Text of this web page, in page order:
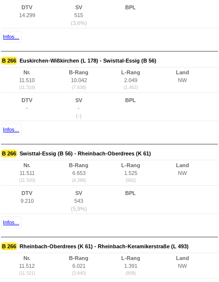
DTV
14.299
SV
515
(3,6%)
BPL
Infos...
B 266 Euskirchen-Wißkirchen (L 178) - Swisttal-Essig (B 56)
Nr.
11.510
(11.519)
B-Rang
10.042
(7.638)
L-Rang
2.049
(1.462)
Land
NW
DTV
-
SV
-
(-)
BPL
Infos...
B 266 Swisttal-Essig (B 56) - Rheinbach-Oberdrees (K 61)
Nr.
11.511
(11.520)
B-Rang
6.653
(4.268)
L-Rang
1.525
(942)
Land
NW
DTV
9.210
SV
543
(5,9%)
BPL
Infos...
B 266 Rheinbach-Oberdrees (K 61) - Rheinbach-Keramikerstraße (L 493)
Nr.
11.512
(11.521)
B-Rang
6.021
(3.640)
L-Rang
1.391
(808)
Land
NW